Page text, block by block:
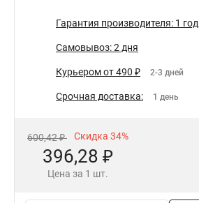
Гарантия производителя: 1 год
Самовывоз: 2 дня
Курьером от 490 ₽ 2-3 дней
Срочная доставка: 1 день
600,42 ₽ Скидка 34%
396,28 ₽
Цена за 1 шт.